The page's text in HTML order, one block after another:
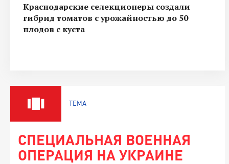
Краснодарские селекционеры создали
гибрид томатов с урожайностью до 50
плодов с куста
ТЕМА
СПЕЦИАЛЬНАЯ ВОЕННАЯ
ОПЕРАЦИЯ НА УКРАИНЕ